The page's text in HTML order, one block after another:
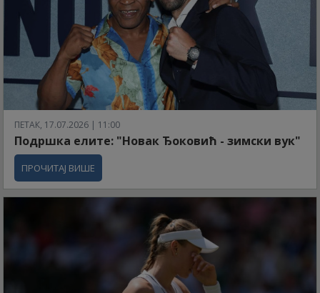
ПЕТАК, 17.07.2026 | 11:00
Подршка елите: "Новак Ђоковић - зимски вук"
ПРОЧИТАЈ ВИШЕ